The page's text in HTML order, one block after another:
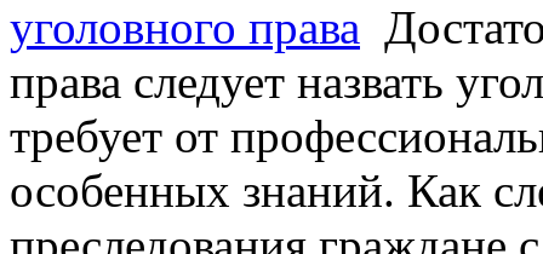
права следует назвать
требует от
особенных знаний. Как